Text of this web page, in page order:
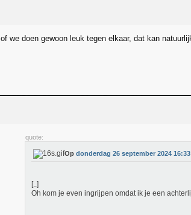
of we doen gewoon leuk tegen elkaar, dat kan
quote:
Op donderdag 26 september 2024 16:33
[..]
Oh kom je even ingrijpen omdat ik je een